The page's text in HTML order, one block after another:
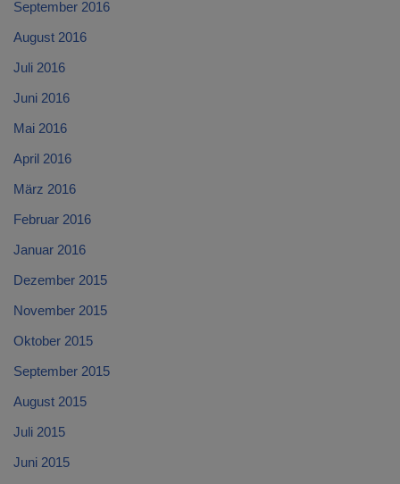
September 2016
August 2016
Juli 2016
Juni 2016
Mai 2016
April 2016
März 2016
Februar 2016
Januar 2016
Dezember 2015
November 2015
Oktober 2015
September 2015
August 2015
Juli 2015
Juni 2015